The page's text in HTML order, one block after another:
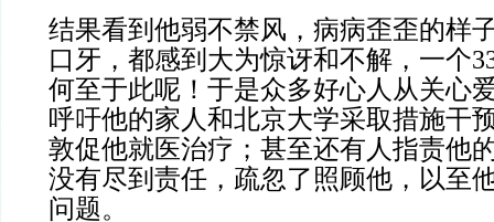
结果看到他弱不禁风，病病歪歪的样
口牙，都感到大为惊讶和不解，一个
何至于此呢！于是众多好心人从关心
呼吁他的家人和北京大学采取措施干
敦促他就医治疗；甚至还有人指责他
没有尽到责任，疏忽了照顾他，以至
问题。